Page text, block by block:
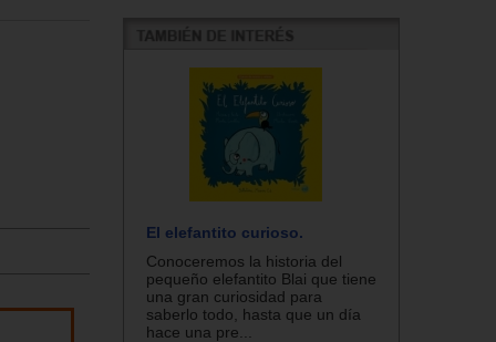
El elefantito curioso.
Conoceremos la historia del
pequeño elefantito Blai que tiene
una gran curiosidad para
saberlo todo, hasta que un día
hace una pre...